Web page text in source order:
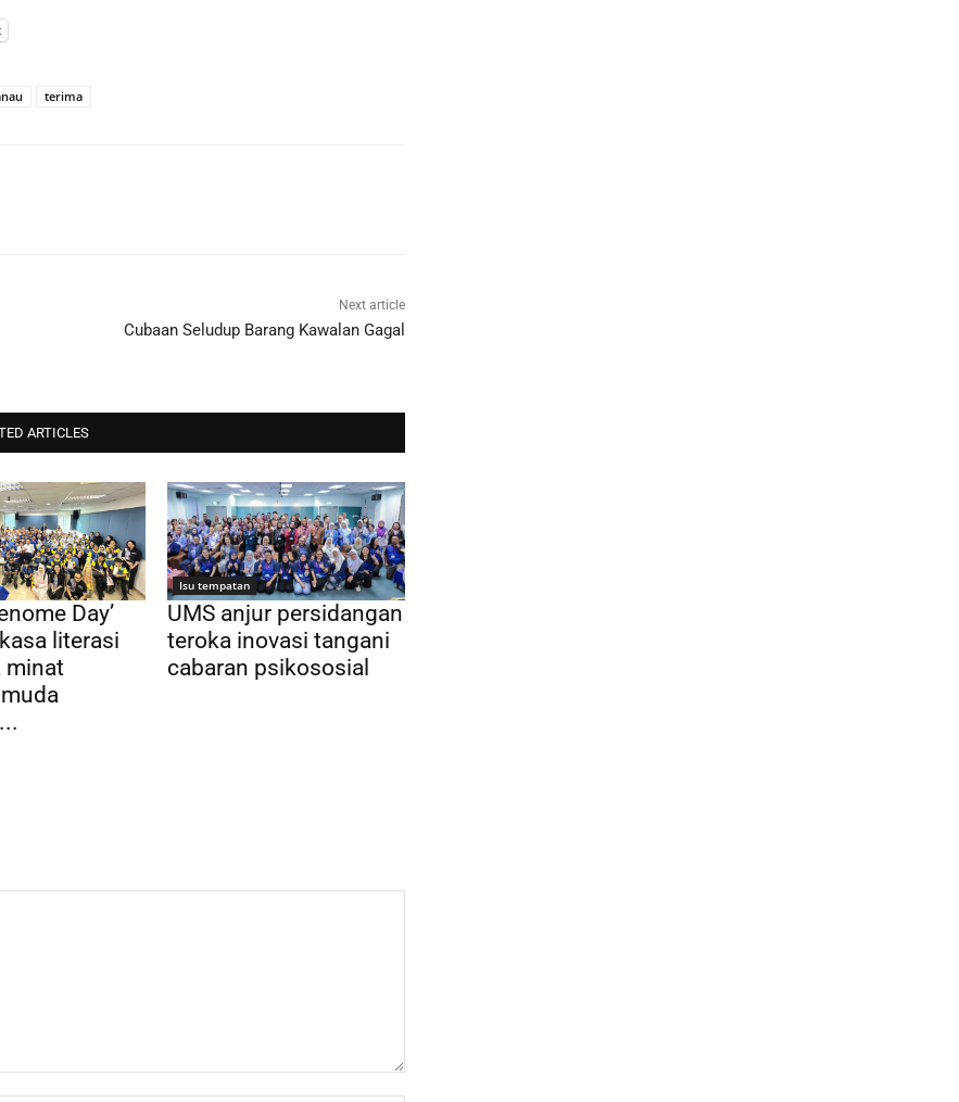
terima
Next article
Cubaan Seludup Barang Kawalan Gagal
ARTICLES
Day’
literasi
minat
Isu tempatan
UMS anjur persidangan
teroka inovasi tangani
cabaran psikososial